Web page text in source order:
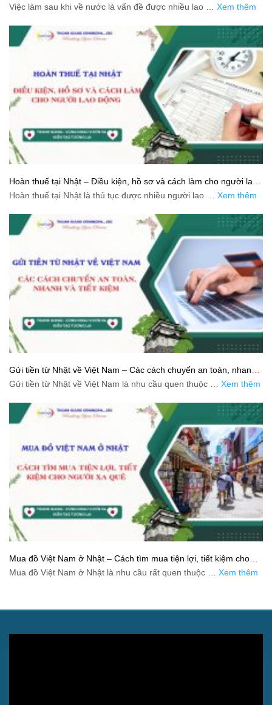
Việc làm sau khi về nước là vấn đề được nhiều lao … Xem thêm
Hoàn thuế tại Nhật – Điều kiện, hồ sơ và cách làm cho người lao
động
Hoàn thuế tại Nhật là thủ tục được nhiều người lao … Xem thêm
Gửi tiền từ Nhật về Việt Nam – Các cách chuyển an toàn, nhanh
và tiết kiệm
Gửi tiền từ Nhật về Việt Nam là nhu cầu quen thuộc … Xem thêm
Mua đồ Việt Nam ở Nhật – Cách tìm mua tiện lợi, tiết kiệm cho
người xa quê
Mua đồ Việt Nam ở Nhật là nhu cầu rất quen thuộc … Xem thêm